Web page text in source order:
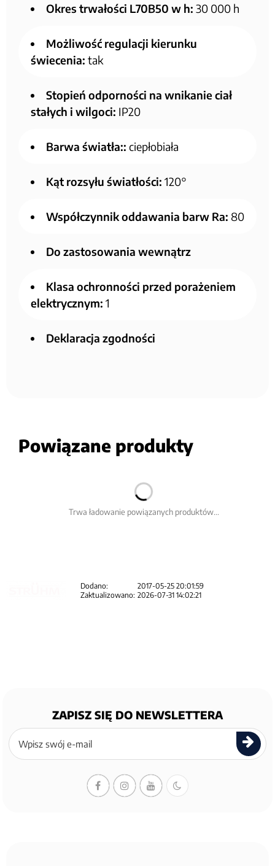
Okres trwałości L70B50 w h: 30 000 h
Możliwość regulacji kierunku
świecenia: tak
Stopień odporności na wnikanie ciał
stałych i wilgoci: IP20
Barwa światła:: ciepłobiała
Kąt rozsyłu światłości: 120°
Współczynnik oddawania barw Ra: 80
Do zastosowania wewnątrz
Klasa ochronności przed porażeniem
elektrycznym: 1
Deklaracja zgodności
Powiązane produkty
Trwa ładowanie powiązanych produktów...
Dodano:
2017-05-25 20:01:59
Zaktualizowano: 2026-07-31 14:02:21
ZAPISZ SIĘ DO NEWSLETTERA
Zapisz
się
newslettera